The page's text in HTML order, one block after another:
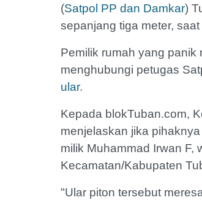
(Satpol PP dan Damkar)
sepanjang tiga meter,
Pemilik rumah yang
menghubungi petugas
ular.
Kepada blokTuban.com,
menjelaskan jika
milik Muhammad Irwan F,
Kecamatan/Kabupaten
"Ular piton tersebut